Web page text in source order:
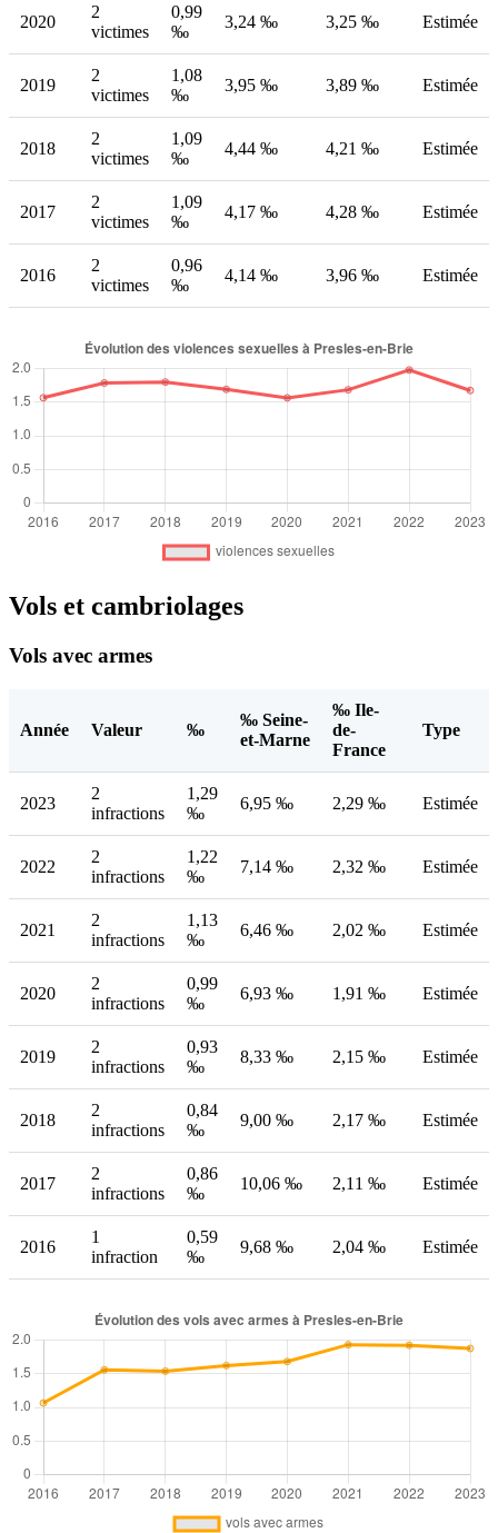
2020
2
victimes
0,99
‰
3,24 ‰ 3,25 ‰ Estimée
2019
2
victimes
1,08
‰
3,95 ‰ 3,89 ‰ Estimée
2018
2
victimes
1,09
‰
4,44 ‰ 4,21 ‰ Estimée
2017
2
victimes
1,09
‰
4,17 ‰ 4,28 ‰ Estimée
2016
2
victimes
0,96
‰
4,14 ‰ 3,96 ‰ Estimée
Vols et cambriolages
Vols avec armes
Année Valeur ‰
‰ Seine-
et-Marne
‰ Ile-
de-
France
Type
2023
2
infractions
1,29
‰
6,95 ‰ 2,29 ‰ Estimée
2022
2
infractions
1,22
‰
7,14 ‰ 2,32 ‰ Estimée
2021
2
infractions
1,13
‰
6,46 ‰ 2,02 ‰ Estimée
2020
2
infractions
0,99
‰
6,93 ‰ 1,91 ‰ Estimée
2019
2
infractions
0,93
‰
8,33 ‰ 2,15 ‰ Estimée
2018
2
infractions
0,84
‰
9,00 ‰ 2,17 ‰ Estimée
2017
2
infractions
0,86
‰
10,06 ‰ 2,11 ‰ Estimée
2016
1
infraction
0,59
‰
9,68 ‰ 2,04 ‰ Estimée